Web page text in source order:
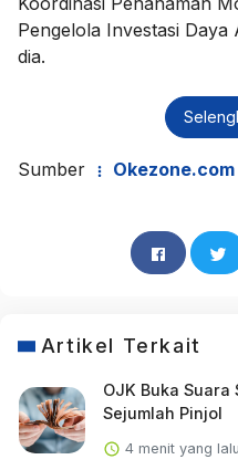
Pengelola Investasi
dia.
Sumber Okezone.com
Artikel Terkait
OJK Buka
Sejumlah Pinjol
4 menit yang lalu